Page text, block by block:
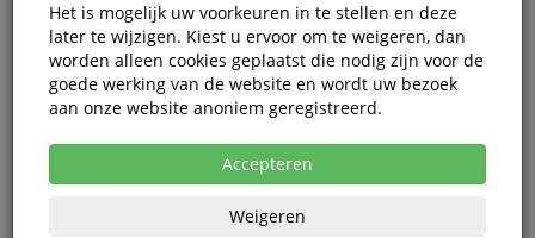
OUTLET Brandkast Sentry Safe
Sfw205gpc
Het is mogelijk uw voorkeuren in te stellen en deze
later te wijzigen. Kiest u ervoor om te weigeren, dan
worden alleen cookies geplaatst die nodig zijn voor de
goede werking van de website en wordt uw bezoek
aan onze website anoniem geregistreerd.
Accepteren
Weigeren